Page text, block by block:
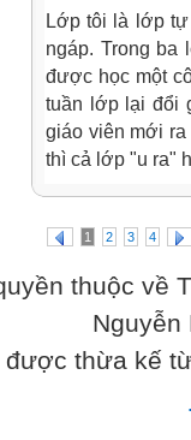
Lớp tôi là lớp
ngáp. Trong ba
được học một
tuần lớp lại đổi
giáo viên mới
thì cả lớp "u ra"
1 2 3 4
thuộc về
Nguyễn
được thừa kế